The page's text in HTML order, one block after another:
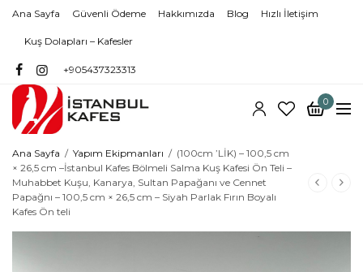
Ana Sayfa Güvenli Ödeme Hakkımızda Blog Hızlı İletişim
Kuş Dolapları – Kafesler
+905437323313
0
Ana Sayfa / Yapım Ekipmanları / (100cm ’LİK) – 100,5 cm
× 26,5 cm –İstanbul Kafes Bölmeli Salma Kuş Kafesi Ön Teli –
Muhabbet Kuşu, Kanarya, Sultan Papağanı ve Cennet
Papağnı – 100,5 cm × 26,5 cm – Siyah Parlak Fırın Boyalı
Kafes Ön teli